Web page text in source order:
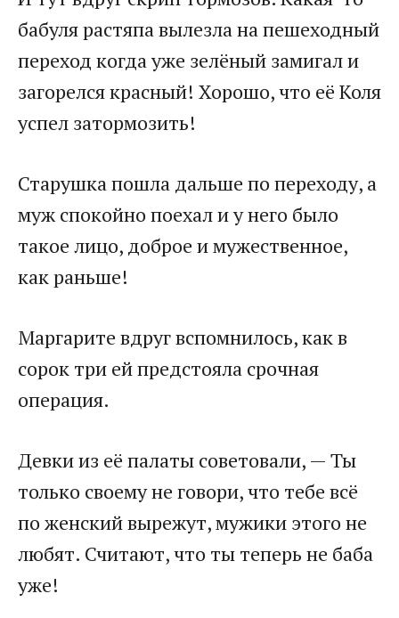
бабуля растяпа вылезла на пешеходный
переход когда уже зелёный замигал и
загорелся красный! Хорошо, что её Коля
успел затормозить!
Старушка пошла дальше по переходу, а
муж спокойно поехал и у него было
такое лицо, доброе и мужественное,
как раньше!
Маргарите вдруг вспомнилось, как в
сорок три ей предстояла срочная
операция.
Девки из её палаты советовали, — Ты
только своему не говори, что тебе всё
по женский вырежут, мужики этого не
любят. Считают, что ты теперь не баба
уже!